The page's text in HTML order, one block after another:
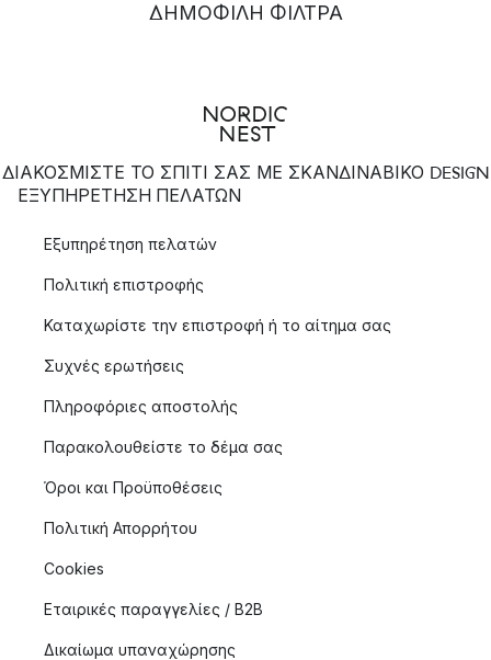
ΔΗΜΟΦΙΛΉ ΦΊΛΤΡΑ
ΔΙΑΚΟΣΜΙΣΤΕ ΤΟ ΣΠΙΤΙ ΣΑΣ ΜΕ ΣΚΑΝΔΙΝΑΒΙΚΟ DESIGN
ΕΞΥΠΗΡΈΤΗΣΗ ΠΕΛΑΤΏΝ
Εξυπηρέτηση πελατών
Πολιτική επιστροφής
Καταχωρίστε την επιστροφή ή το αίτημα σας
Συχνές ερωτήσεις
Πληροφόριες αποστολής
Παρακολουθείστε το δέμα σας
Όροι και Προϋποθέσεις
Πολιτική Απορρήτου
Cookies
Εταιρικές παραγγελίες / B2B
Δικαίωμα υπαναχώρησης